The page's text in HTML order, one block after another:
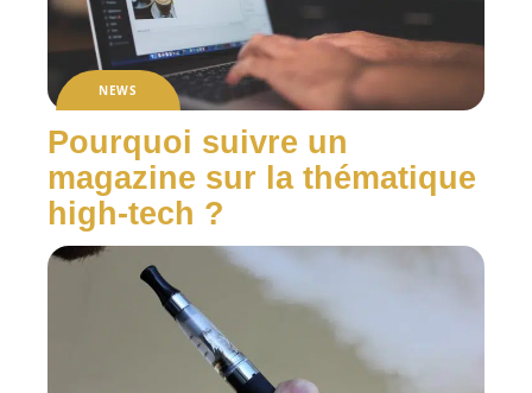
NEWS
Pourquoi suivre un
magazine sur la thématique
high-tech ?